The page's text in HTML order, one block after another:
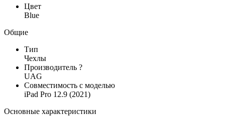
Цвет
Blue
Общие
Тип
Чехлы
Производитель ?
UAG
Совместимость c моделью
iPad Pro 12.9 (2021)
Основные характеристики